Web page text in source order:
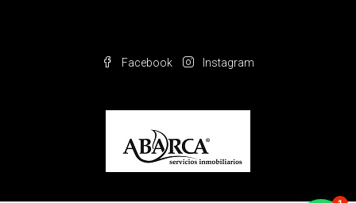
Facebook Instagram